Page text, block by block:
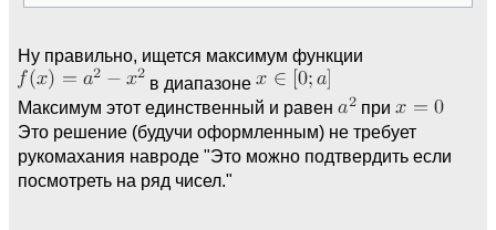
Ну правильно, ищется максимум функции
в диапазоне
Максимум этот единственный и равен
при
Это решение (будучи оформленным) не требует
рукомахания навроде "Это можно подтвердить если
посмотреть на ряд чисел."